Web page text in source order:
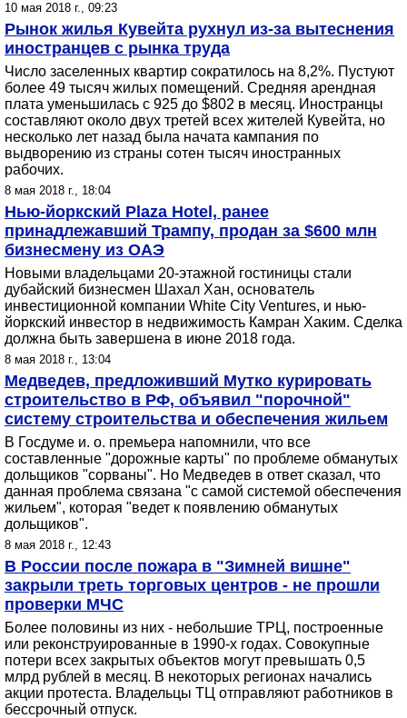
10 мая 2018 г., 09:23
Рынок жилья Кувейта рухнул из-за вытеснения
иностранцев с рынка труда
Число заселенных квартир сократилось на 8,2%. Пустуют
более 49 тысяч жилых помещений. Средняя арендная
плата уменьшилась с 925 до $802 в месяц. Иностранцы
составляют около двух третей всех жителей Кувейта, но
несколько лет назад была начата кампания по
выдворению из страны сотен тысяч иностранных
рабочих.
8 мая 2018 г., 18:04
Нью-йоркский Plaza Hotel, ранее
принадлежавший Трампу, продан за $600 млн
бизнесмену из ОАЭ
Новыми владельцами 20-этажной гостиницы стали
дубайский бизнесмен Шахал Хан, основатель
инвестиционной компании White City Ventures, и нью-
йоркский инвестор в недвижимость Камран Хаким. Сделка
должна быть завершена в июне 2018 года.
8 мая 2018 г., 13:04
Медведев, предложивший Мутко курировать
строительство в РФ, объявил "порочной"
систему строительства и обеспечения жильем
В Госдуме и. о. премьера напомнили, что все
составленные "дорожные карты" по проблеме обманутых
дольщиков "сорваны". Но Медведев в ответ сказал, что
данная проблема связана "с самой системой обеспечения
жильем", которая "ведет к появлению обманутых
дольщиков".
8 мая 2018 г., 12:43
В России после пожара в "Зимней вишне"
закрыли треть торговых центров - не прошли
проверки МЧС
Более половины из них - небольшие ТРЦ, построенные
или реконструированные в 1990-х годах. Совокупные
потери всех закрытых объектов могут превышать 0,5
млрд рублей в месяц. В некоторых регионах начались
акции протеста. Владельцы ТЦ отправляют работников в
бессрочный отпуск.